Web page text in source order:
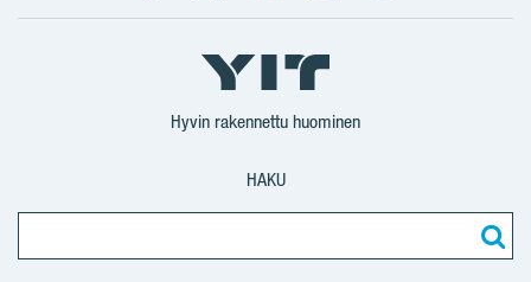
Facebook
X
YIT
Suomi
YIT
Corporation
YIT
Corporation
Instagram
Hyvin rakennettu huominen
HAKU